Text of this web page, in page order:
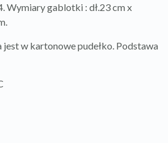
Wymiary gablotki : dł.23 cm x
w kartonowe pudełko. Podstawa